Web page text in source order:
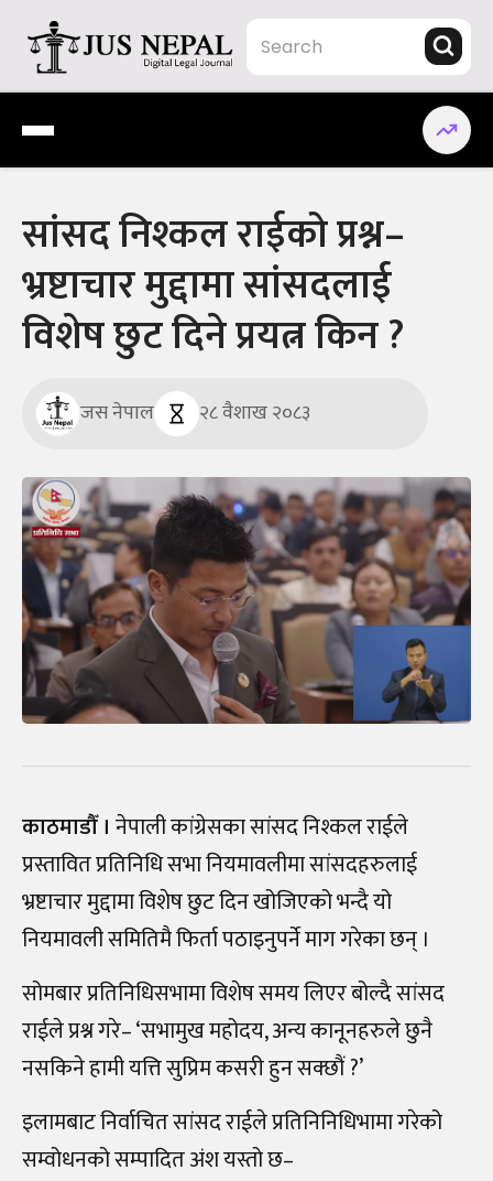
content
Jus Nepal | www.jusnepal.com
Digital Legal Journal
सांसद निश्कल राईको प्रश्न–
भ्रष्टाचार मुद्दामा सांसदलाई
विशेष छुट दिने प्रयत्न किन ?
जस नेपाल २८ वैशाख २०८३
काठमाडौँ । नेपाली कांग्रेसका सांसद निश्कल राईले
प्रस्तावित प्रतिनिधि सभा नियमावलीमा सांसदहरुलाई
भ्रष्टाचार मुद्दामा विशेष छुट दिन खोजिएको भन्दै यो
नियमावली समितिमै फिर्ता पठाइनुपर्ने माग गरेका छन् ।
सोमबार प्रतिनिधिसभामा विशेष समय लिएर बोल्दै सांसद
राईले प्रश्न गरे– ‘सभामुख महोदय, अन्य कानूनहरुले छुनै
नसकिने हामी यत्ति सुप्रिम कसरी हुन सक्छौं ?’
इलामबाट निर्वाचित सांसद राईले प्रतिनिनिधिभामा गरेको
सम्वोधनको सम्पादित अंश यस्तो छ–